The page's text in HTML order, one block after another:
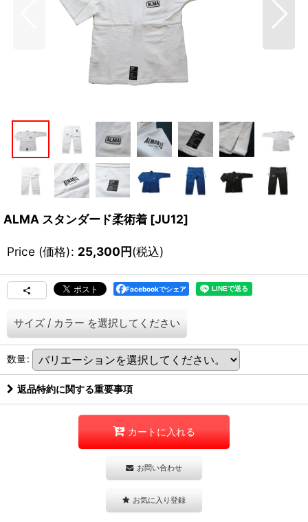
ALMA スタンダード柔術着 [JU12]
Price (価格): 25,300円(税込)
Facebookでシェア
サイズ / カラー を選択してください
数量:
返品特約に関する重要事項
カートに入れる
お問い合わせ
お気に入り登録